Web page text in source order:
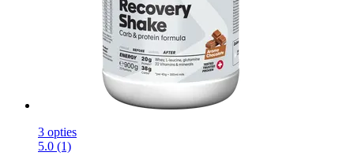
3 opties
5.0 (1)